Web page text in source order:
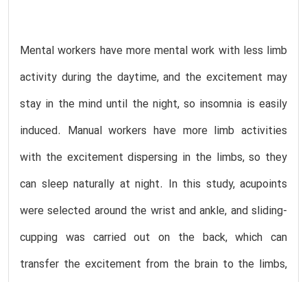
Mental workers have more mental work with less limb
activity during the daytime, and the excitement may
stay in the mind until the night, so insomnia is easily
induced. Manual workers have more limb activities
with the excitement dispersing in the limbs, so they
can sleep naturally at night. In this study, acupoints
were selected around the wrist and ankle, and sliding-
cupping was carried out on the back, which can
transfer the excitement from the brain to the limbs,